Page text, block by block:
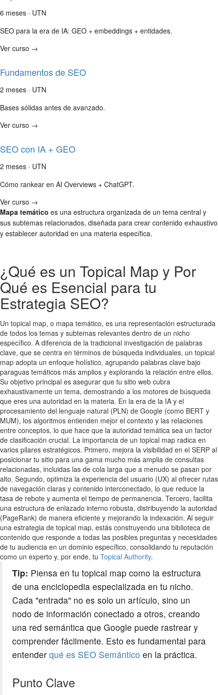
6 meses · UTN
SEO para la era de IA: GEO + embeddings + entidades.
Ver curso →
Fundamentos de SEO
2 meses · UTN
Bases sólidas antes de avanzado.
Ver curso →
SEO con IA + GEO
2 meses · UTN
Cómo rankear en AI Overviews + ChatGPT.
Ver curso →
Mapa temático es una estructura organizada de un tema central y
sus subtemas relacionados, diseñada para crear contenido exhaustivo
y establecer autoridad en una materia específica.
¿Qué es un Topical Map y Por
Qué es Esencial para tu
Estrategia SEO?
Un topical map, o mapa temático, es una representación estructurada
de todos los temas y subtemas relevantes dentro de un nicho
específico. A diferencia de la tradicional investigación de palabras
clave, que se centra en términos de búsqueda individuales, un topical
map adopta un enfoque holístico, agrupando palabras clave bajo
paraguas temáticos más amplios y explorando la relación entre ellos.
Su objetivo principal es asegurar que tu sitio web cubra
exhaustivamente un tema, demostrando a los motores de búsqueda
que eres una autoridad en la materia. En la era de la IA y el
procesamiento del lenguaje natural (PLN) de Google (como BERT y
MUM), los algoritmos entienden mejor el contexto y las relaciones
entre conceptos, lo que hace que la autoridad temática sea un factor
de clasificación crucial. La importancia de un topical map radica en
varios pilares estratégicos. Primero, mejora la visibilidad en el SERP al
posicionar tu sitio para una gama mucho más amplia de consultas
relacionadas, incluidas las de cola larga que a menudo se pasan por
alto. Segundo, optimiza la experiencia del usuario (UX) al ofrecer rutas
de navegación claras y contenido interconectado, lo que reduce la
tasa de rebote y aumenta el tiempo de permanencia. Tercero, facilita
una estructura de enlazado interno robusta, distribuyendo la autoridad
(PageRank) de manera eficiente y mejorando la indexación. Al seguir
una estrategia de topical map, estás construyendo una biblioteca de
contenido que responde a todas las posibles preguntas y necesidades
de tu audiencia en un dominio específico, consolidando tu reputación
como un experto y, por ende, tu Topical Authority.
Tip: Piensa en tu topical map como la estructura
de una enciclopedia especializada en tu nicho.
Cada "entrada" no es solo un artículo, sino un
nodo de información conectado a otros, creando
una red semántica que Google puede rastrear y
comprender fácilmente. Esto es fundamental para
entender qué es SEO Semántico en la práctica.
Punto Clave